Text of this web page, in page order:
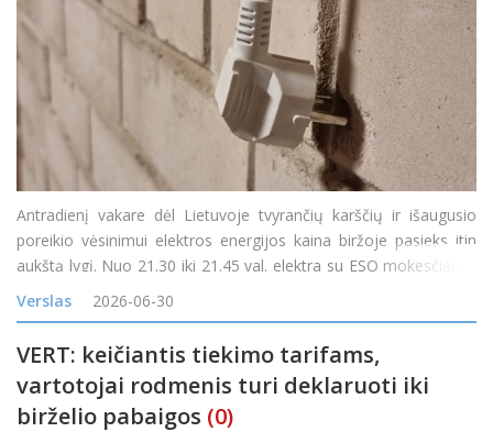
Antradienį vakare dėl Lietuvoje tvyrančių karščių ir išaugusio
poreikio vėsinimui elektros energijos kaina biržoje pasieks itin
aukštą lygį. Nuo 21.30 iki 21.45 val. elektra su ESO mokesčiais ir
PVM vartotojams kainuos 88 centus už kilovatvalandę (kWh),
pranešė energetiko
Verslas 2026-06-30
VERT: keičiantis tiekimo tarifams,
vartotojai rodmenis turi deklaruoti iki
birželio pabaigos (0)